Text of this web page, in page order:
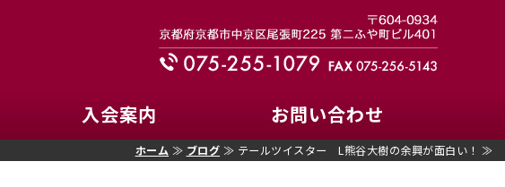
ルライオンズクラブ｜335-C地区
入会案内 お問い合わせ
ホーム ≫ ブログ ≫ テールツイスター L熊谷大樹の余興が面白い！ ≫